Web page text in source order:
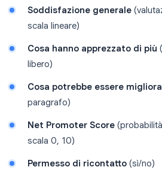
Soddisfazione generale
scala lineare)
Cosa hanno apprezzato di più
libero)
Cosa potrebbe essere
paragrafo)
Net Promoter Score
scala 0, 10)
Permesso di ricontatto (sì/no)